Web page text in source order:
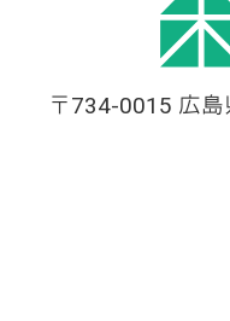
〒734-0015 広